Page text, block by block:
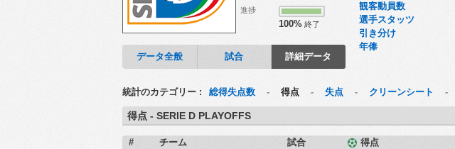
進捗
100%終了
データ全般 試合 詳細データ
観客動員数
選手スタッツ
引き分け
年俸
統計のカテゴリー : 総得失点数 - 得点 - 失点 - クリーンシート -
得点 - SERIE D PLAYOFFS
# チーム 試合 得点